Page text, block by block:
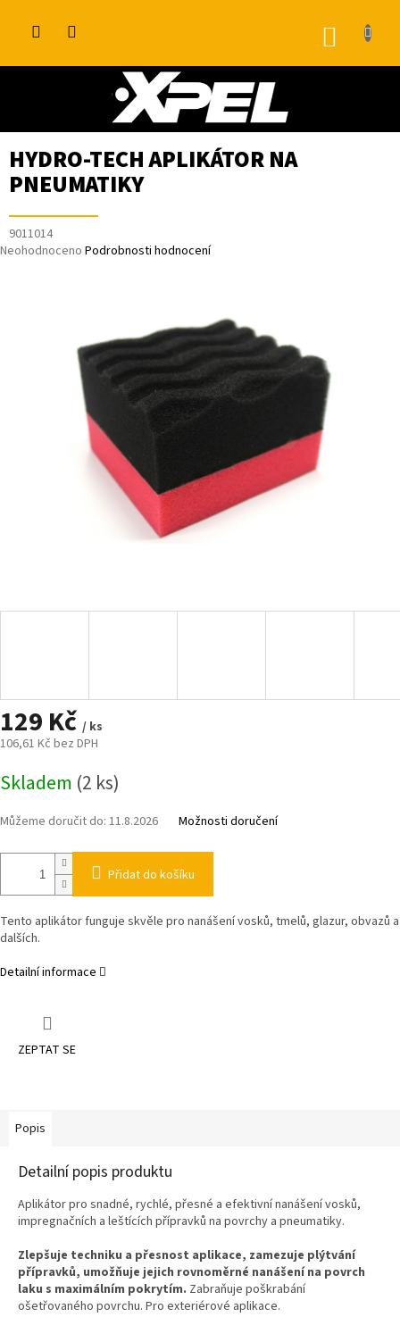
HYDRO-TECH APLIKÁTOR NA
PNEUMATIKY
9011014
Průměrné
Neohodnoceno Podrobnosti hodnocení
129 Kč / ks
106,61 Kč bez DPH
cena:
Skladem (2 ks)
Můžeme doručit do: 11.8.2026 Možnosti doručení
Přidat do košíku
Tento aplikátor funguje skvěle pro nanášení vosků, tmelů, glazur, obvazů a
dalších.
Detailní informace
ZEPTAT SE
Popis
Detailní popis produktu
Aplikátor pro snadné, rychlé, přesné a efektivní nanášení vosků,
impregnačních a leštících přípravků na povrchy a pneumatiky.
Zlepšuje techniku a přesnost aplikace, zamezuje plýtvání
přípravků, umožňuje jejich rovnoměrné nanášení na povrch
laku s maximálním pokrytím. Zabraňuje poškrabání
ošetřovaného povrchu. Pro exteriérové aplikace.